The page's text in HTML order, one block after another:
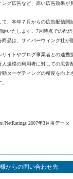
ング広告など、高い広告効果
て、本年７月からの広告配信
始いたします。7月時点での配
商品は、サイバーウィング社
サイトやブログ事業者との連
人規模の利用者に対しての広
動ターゲティングの精度を向
NetRatings 2007年3月度データ
からの問い合わせ先